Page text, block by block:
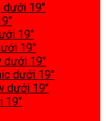
dưới 19″
19″
19″
dưới 19″
dưới 19″
dưới 19″
19″